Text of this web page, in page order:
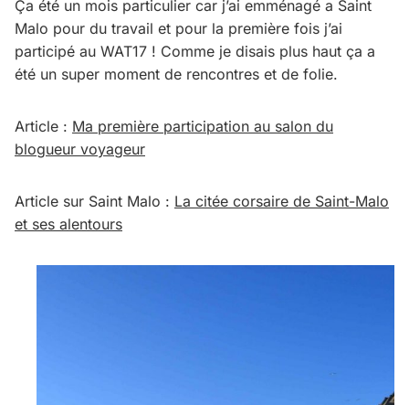
Ça été un mois particulier car j’ai emménagé a Saint
Malo pour du travail et pour la première fois j’ai
participé au WAT17 ! Comme je disais plus haut ça a
été un super moment de rencontres et de folie.
Article : Ma première participation au salon du
blogueur voyageur
Article sur Saint Malo : La citée corsaire de Saint-Malo
et ses alentours